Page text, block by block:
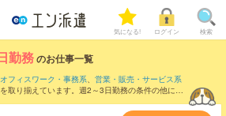
気になる! ログイン 検索
勤務のお仕事一覧
オフィスワーク・事務系、 営業・販売・サービス系
取り揃えています。週2～3日勤務の条件の他に、